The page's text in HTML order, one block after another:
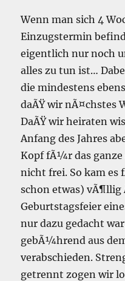
Wenn man sich 4
Einzugstermin
eigentlich nur noch
alles zu tun ist…
die mindestens
daÃŸ wir nÃ¤chstes
DaÃŸ wir heiraten
Anfang des Jahres
Kopf fÃ¼r das
nicht frei. So kam
schon etwas) vÃ¶llig
Geburtstagsfeier
nur dazu gedacht
gebÃ¼hrend aus
verabschieden.
getrennt zogen wir